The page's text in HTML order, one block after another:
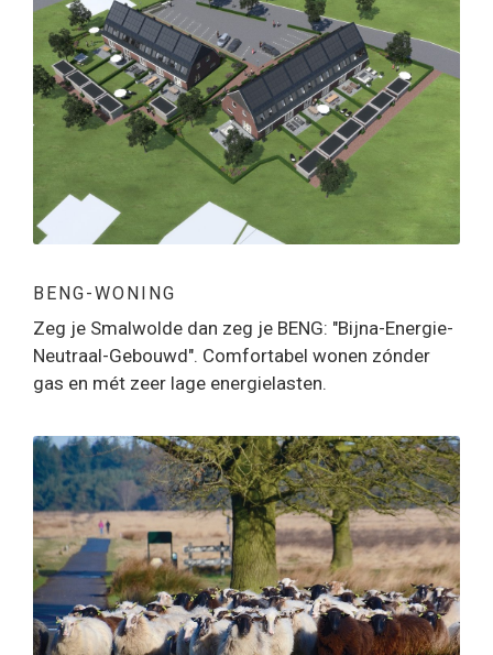
BENG-WONING
Zeg je Smalwolde dan zeg je BENG: "Bijna-Energie-
Neutraal-Gebouwd". Comfortabel wonen zónder
gas en mét zeer lage energielasten.